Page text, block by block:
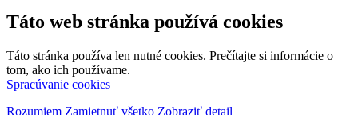
Táto web stránka používá cookies
Táto stránka používa len nutné cookies. Prečítajte si informácie o
tom, ako ich používame.
Spracúvanie cookies
Rozumiem Zamietnuť všetko Zobraziť detail